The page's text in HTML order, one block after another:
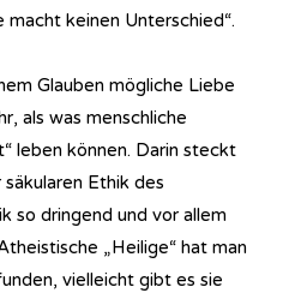
keinen Unterschied“.
Glauben mögliche Liebe
als was menschliche
leben können. Darin steckt
Ethik des
so dringend und vor allem
„Heilige“ hat man
vielleicht gibt es sie